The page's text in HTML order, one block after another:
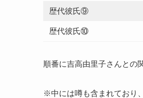
歴代彼氏⑨
歴代彼氏⑩
順番に吉高由里子さんとの
※中には噂も含まれており